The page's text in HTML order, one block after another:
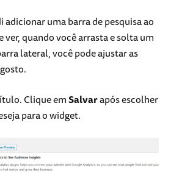
uma barra de pesquisa ao
ver, quando você arrasta e solta um
lateral, você pode ajustar as
Clique emSalvarapós escolher
para o widget.